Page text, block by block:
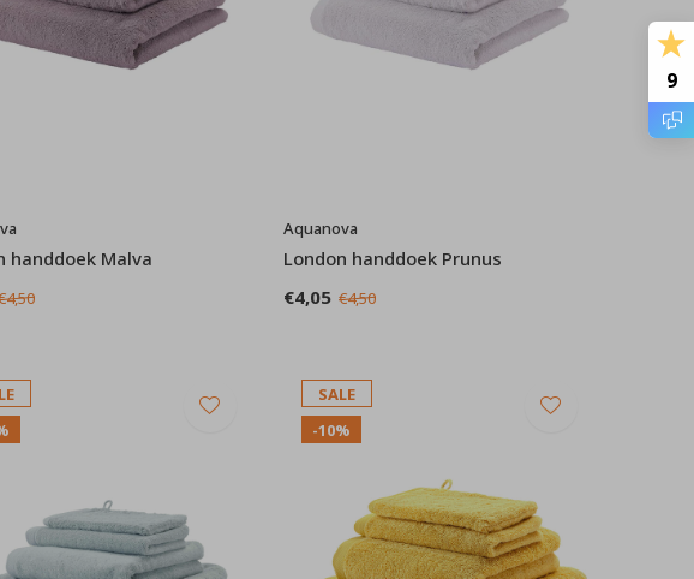
handdoek Malva
Aquanova
London handdoek Prunus
€4,05 €4,50
SALE
-10%
9